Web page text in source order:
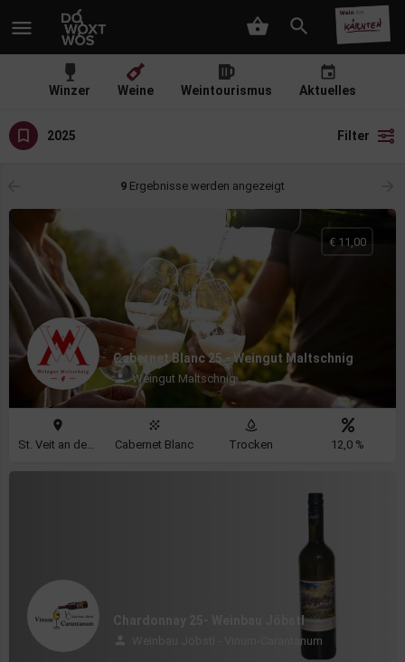
Winzer Weine Weintourismus Aktuelles
2025 Filter
9 Ergebnisse werden angezeigt
Cabernet Blanc 25 - Weingut Maltschnig
Weingut Maltschnig
€ 11,00
St. Veit an der Glan Cabernet Blanc Trocken 12,0 %
Chardonnay 25- Weinbau Jöbstl
Weinbau Jöbstl - Vinum-Carantanum